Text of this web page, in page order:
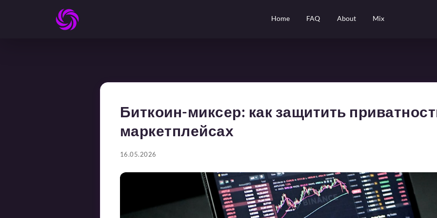
Home FAQ About Mix
Биткоин-миксер: как защитить
маркетплейсах
16.05.2026